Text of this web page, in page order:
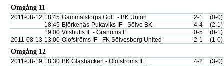
Omgång 11
2011-08-12 18:45 Gammalstorps GoIF - BK Union 2-1
(0-0)
18:45 Björkenäs-Pukaviks IF - Sölve BK 4-4
(2-1)
19:00 Vilshults IF - Gränums IF 0-5
(0-1)
2011-08-13 13:00 Olofströms IF - FK Sölvesborg United 2-1 (1-0)
Omgång 12
2011-08-19 18:30 BK Glasbacken - Olofströms IF 4-2
(3-0)